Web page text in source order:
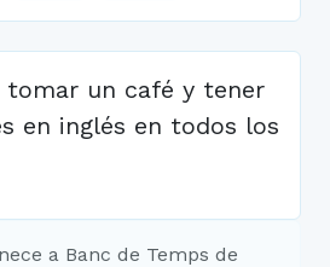
tomar un café y tener
en inglés en todos los
a Banc de Temps de